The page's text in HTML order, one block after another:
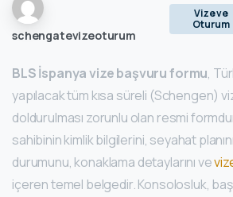
schengatevizeoturum
Vize ve
Oturum
BLS İspanya vize başvuru formu,
yapılacak tüm kısa süreli (Schengen)
doldurulması zorunlu olan resmi
sahibinin kimlik bilgilerini, seyahat
durumunu, konaklama detaylarını ve
içeren temel belgedir. Konsolosluk,